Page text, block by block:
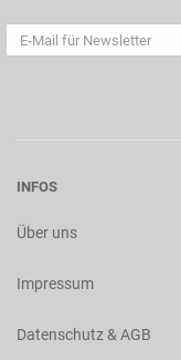
INFOS
Über uns
Impressum
Datenschutz & AGB